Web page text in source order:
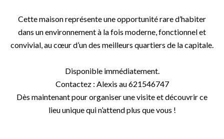
Cette maison représente une opportunité rare d’habiter
dans un environnement à la fois moderne, fonctionnel et
convivial, au cœur d’un des meilleurs quartiers de la capitale.
Disponible immédiatement.
Contactez : Alexis au 621546747
Dès maintenant pour organiser une visite et découvrir ce
lieu unique qui n’attend plus que vous !